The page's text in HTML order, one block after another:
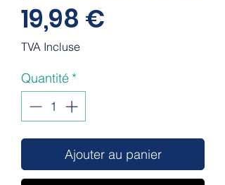
19,98 €
TVA Incluse
Quantité *
Ajouter au panier